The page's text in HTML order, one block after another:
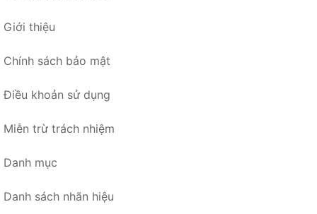
Giới thiệu
Chính sách bảo mật
Điều khoản sử dụng
Miễn trừ trách nhiệm
Danh mục
Danh sách nhãn hiệu